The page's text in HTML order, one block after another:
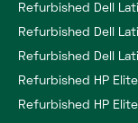
Refurbished Dell
Refurbished Dell
Refurbished Dell
Refurbished HP
Refurbished HP